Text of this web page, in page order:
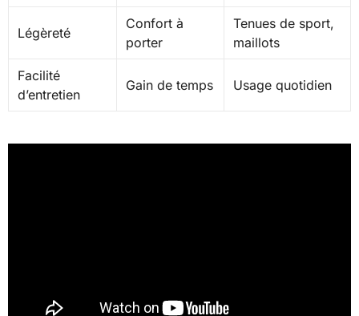
Légèreté
Confort à
porter
Tenues de sport,
maillots
Facilité
d’entretien
Gain de temps Usage quotidien